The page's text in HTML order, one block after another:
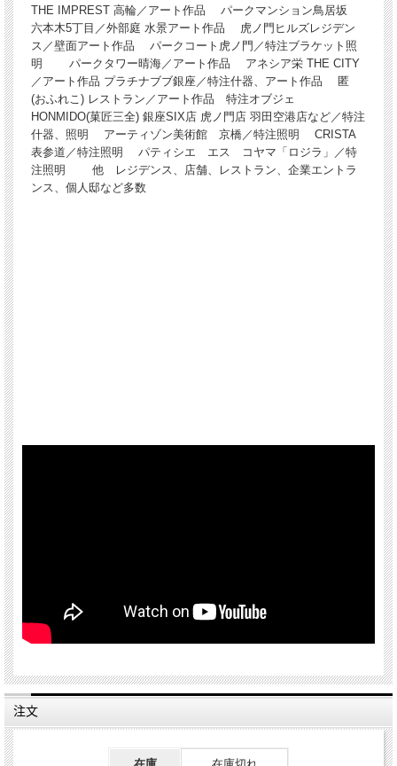
THE IMPREST 高輪／アート作品 パークマンション鳥居坂
六本木5丁目／外部庭 水景アート作品 虎ノ門ヒルズレジデン
ス／壁面アート作品 パークコート虎ノ門／特注ブラケット照
明 パークタワー晴海／アート作品 アネシア栄 THE CITY
／アート作品 プラチナブブ銀座／特注什器、アート作品 匿
(おふれこ) レストラン／アート作品 特注オブジェ
HONMIDO(菓匠三全) 銀座SIX店 虎ノ門店 羽田空港店など／特注
什器、照明 アーティゾン美術館 京橋／特注照明 CRISTA
表参道／特注照明 パティシエ エス コヤマ「ロジラ」／特
注照明 他 レジデンス、店舗、レストラン、企業エントラ
ンス、個人邸など多数
注文